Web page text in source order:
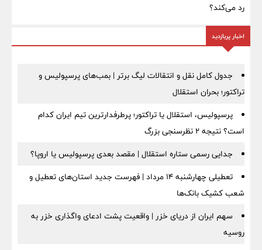
رد می‌کند؟
اخبار پربازدید
جدول کامل نقل و انتقالات لیگ برتر | بمب‌های پرسپولیس و
تراکتور؛ بحران استقلال
پرسپولیس، استقلال یا تراکتور؛ پرطرفدارترین تیم ایران کدام
است؟ نتیجه ۲ نظرسنجی بزرگ
جدایی رسمی ستاره استقلال | مقصد بعدی پرسپولیس یا اروپا؟
تعطیلی چهارشنبه ۱۴ مرداد | فهرست جدید استان‌های تعطیل و
شعب کشیک بانک‌ها
سهم ایران از دریای خزر | واقعیت پشت ادعای واگذاری خزر به
روسیه